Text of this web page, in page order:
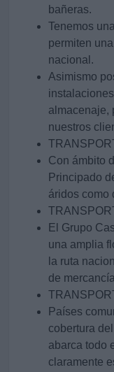
bañeras.
Tenemos
permiten
nacional.
Asimismo
almacenaje,
nuestros
Con ámbito
Principado
áridos como
El Grupo
una amplia
la ruta
de
Países
cobertura
abarca todo
claramente